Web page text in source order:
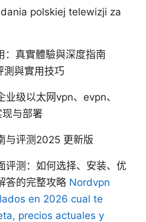
polskiej telewizji za
真實體驗與深度指南
與實用技巧
级以太网vpn、evpn、
与部署
与评测2025 更新版
评测：如何选择、安装、优
答的完整攻略 Nordvpn
en 2026 cual te
precios actuales y